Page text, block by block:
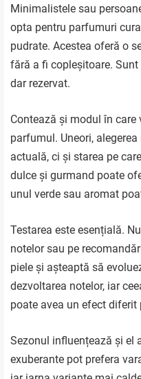
Minimalistele sau
opta pentru parfumuri
pudrate. Acestea oferă o
fără a fi copleșitoare.
dar rezervat.
Contează și modul în
parfumul. Uneori,
actuală, ci și starea pe
dulce și gurmand poate
unul verde sau aromat
Testarea este esențială.
notelor sau pe
piele și așteaptă să
dezvoltarea notelor, iar
poate avea un efect diferit
Sezonul influențează și el
exuberante pot prefera